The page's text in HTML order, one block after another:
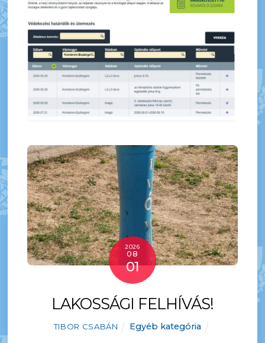
2026
08
01
LAKOSSÁGI FELHÍVÁS!
TIBOR CSABÁN Egyéb kategória